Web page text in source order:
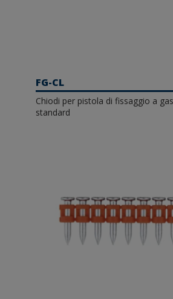
FG-CL
Chiodi per pistola di fissaggio a
standard